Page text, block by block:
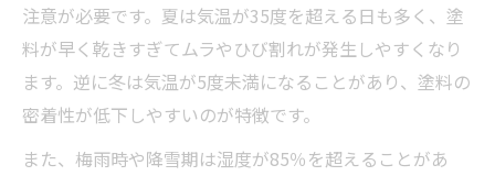
注意が必要です。夏は気温が35度を超える日も多く、塗
料が早く乾きすぎてムラやひび割れが発生しやすくなり
ます。逆に冬は気温が5度未満になることがあり、塗料の
密着性が低下しやすいのが特徴です。
また、梅雨時や降雪期は湿度が85％を超えることがあ